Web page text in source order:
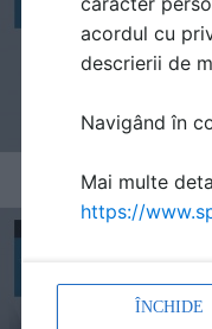
acordul cu
descrierii de
Navigând în
Mai multe
https://
ÎNCHIDE